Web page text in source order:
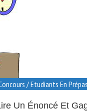
/ Etudiants En Prépas
Un Énoncé Et